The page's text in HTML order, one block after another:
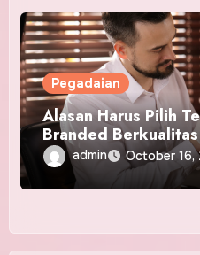
Pegadaian
Alasan Harus Pilih
Branded Berkualitas
admin October 16,